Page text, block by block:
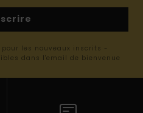
les nouveaux inscrits -
dans l'email de bienvenue